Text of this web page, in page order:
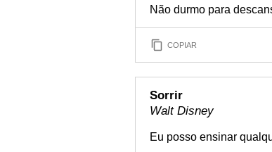
Não durmo para
COPIAR
Sorrir
Walt Disney
Eu posso ensinar